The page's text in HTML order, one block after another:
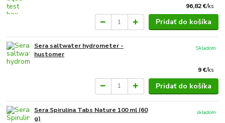
96,82 €/ks
Pridať do košíka
Sera saltwater hydrometer -
hustomer
9 €/ks
Skladom
Pridať do košíka
Sera Spirulina Tabs Nature 100 ml (60
g)
skladom